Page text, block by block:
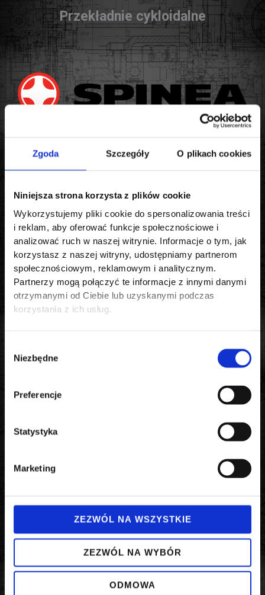
Zgoda Szczegóły O plikach cookies
Niniejsza strona korzysta z plików cookie
Wykorzystujemy pliki cookie do spersonalizowania treści
i reklam, aby oferować funkcje społecznościowe i
analizować ruch w naszej witrynie. Informacje o tym, jak
korzystasz z naszej witryny, udostępniamy partnerom
społecznościowym, reklamowym i analitycznym.
Partnerzy mogą połączyć te informacje z innymi danymi
otrzymanymi od Ciebie lub uzyskanymi podczas
korzystania z ich usług.
zgody
Niezbędne
Preferencje
Statystyka
Marketing
ZEZWÓL NA WSZYSTKIE
ZEZWÓL NA WYBÓR
ODMOWA
Przekładnie cykloidalne
Przekładnie ślimakowe